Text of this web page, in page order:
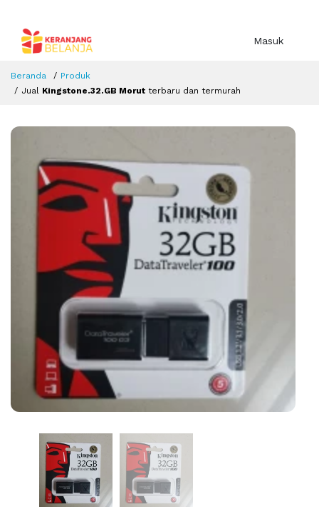
Masuk
Beranda
Produk
Jual Kingstone.32.GB Morut terbaru dan termurah